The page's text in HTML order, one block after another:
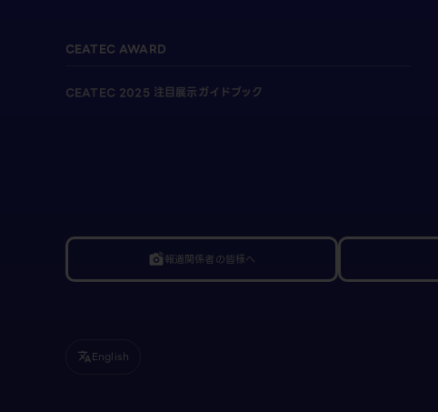
CEATEC AWARD
CEATEC 2025 注目展示ガイドブック
linked_camera報道関係者の皆様へ
translateEnglish